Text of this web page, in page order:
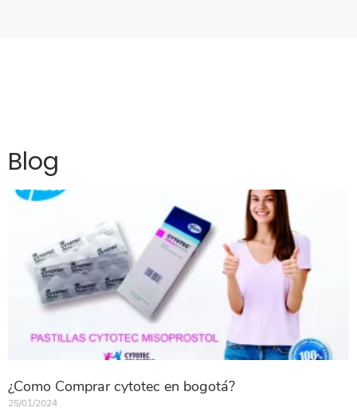
Blog
¿Como Comprar cytotec en bogotá?
25/01/2024